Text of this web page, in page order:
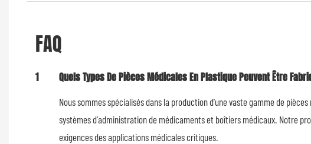
FAQ
1 Quels Types De Pièces Médicales En Plastique Peuvent Être
Nous sommes spécialisés dans la production d'une vaste gamme de
systèmes d'administration de médicaments et boîtiers médicaux. Notre
exigences des applications médicales critiques.